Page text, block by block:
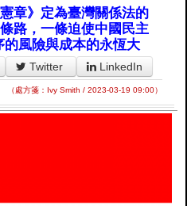
章》定為臺灣關係法的
路，一條迫使中國民主
風險與成本的永恆大
Twitter LinkedIn
（處方箋：Ivy Smith / 2023-03-19 09:00）